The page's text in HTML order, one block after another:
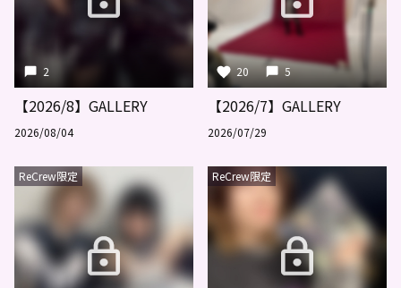
2
【2026/8】GALLERY
2026/08/04
20 5
【2026/7】GALLERY
2026/07/29
ReCrew限定 ReCrew限定